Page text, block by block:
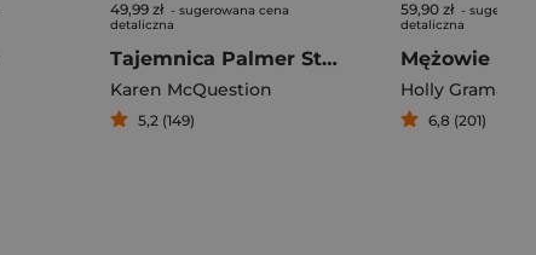
49,99 zł - sugerowana cena
detaliczna
Tajemnica Palmer Street 214
Karen McQuestion
5,2 (149)
59,90 zł -
detaliczna
Mężowie
Holly Gramazio
6,8 (201)